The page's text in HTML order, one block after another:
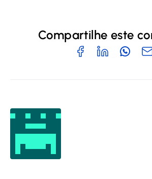
Compartilhe este